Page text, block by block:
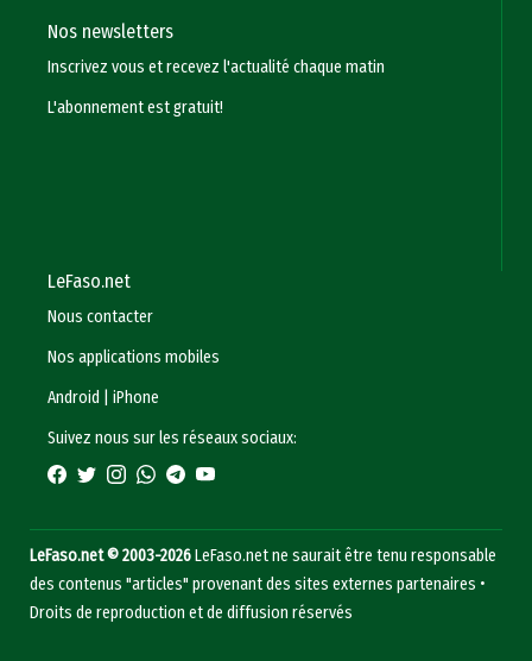
Nos newsletters
Inscrivez vous et recevez l'actualité chaque matin
L'abonnement est gratuit!
LeFaso.net
Nous contacter
Nos applications mobiles
Android
|iPhone
Suivez nous sur les réseaux sociaux:
LeFaso.net © 2003-2026LeFaso.net ne saurait être tenu responsable
des contenus "articles" provenant des sites externes partenaires •
Droits de reproduction et de diffusion réservés